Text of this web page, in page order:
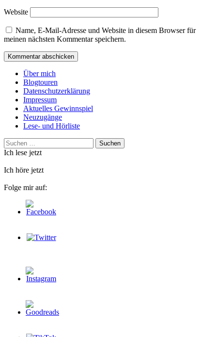
Website
Name, E-Mail-Adresse und Website in diesem Browser für
meinen nächsten Kommentar speichern.
Über mich
Blogtouren
Datenschutzerklärung
Impressum
Aktuelles Gewinnspiel
Neuzugänge
Lese- und Hörliste
Suchen
nach:
Ich lese jetzt
Ich höre jetzt
Folge mir auf: